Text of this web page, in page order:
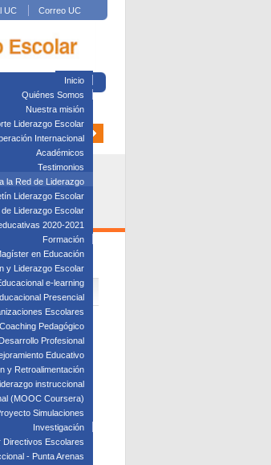
UC Correo UC
Inicio
Quiénes Somos
Nuestra misión
Liderazgo Escolar
Internacional
Académicos
Testimonios
la Red de Liderazgo
Liderazgo Escolar
Liderazgo Escolar
2020-2021
Formación
en Educación
y Liderazgo Escolar
e-learning
Presencial
Escolares
Pedagógico
Profesional
Educativo
y Retroalimentación
instruccional
(MOOC Coursera)
Simulaciones
Investigación
Directivos Escolares
- Punta Arenas